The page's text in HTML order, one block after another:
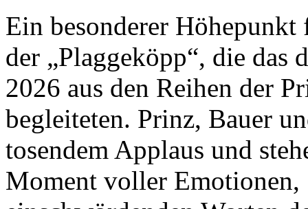
Ein besonderer
der „Plaggeköpp“, die
2026 aus den Reihen der
begleiteten. Prinz, Bauer
tosendem Applaus und
Moment voller Emotionen,